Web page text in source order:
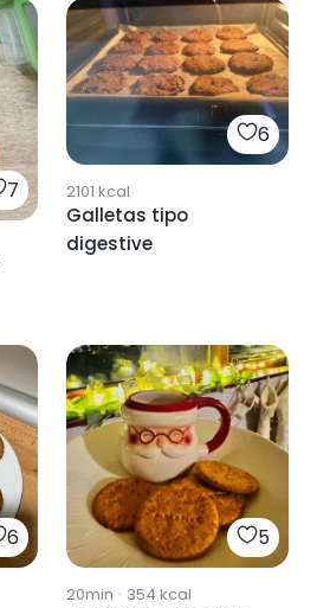
7
6
2101 kcal
Galletas tipo
digestive
6 5
20min · 354 kcal